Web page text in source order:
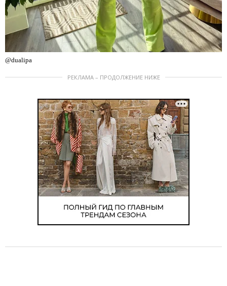
@dualipa
РЕКЛАМА – ПРОДОЛЖЕНИЕ НИЖЕ